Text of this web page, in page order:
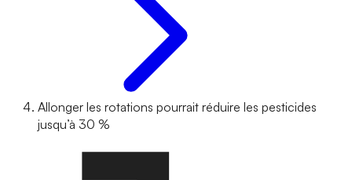
Allonger les rotations pourrait réduire les pesticides
jusqu’à 30 %